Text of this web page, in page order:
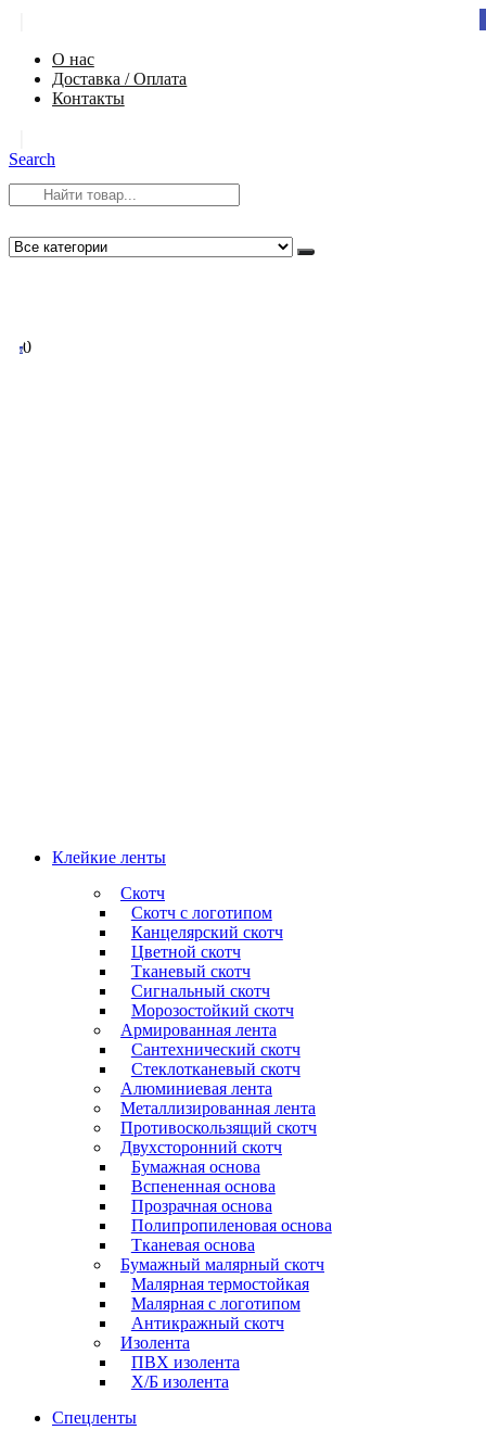
О нас
Доставка / Оплата
Контакты
Search
00
Клейкие ленты
Скотч
Скотч с логотипом
Канцелярский скотч
Цветной скотч
Тканевый скотч
Сигнальный скотч
Морозостойкий скотч
Армированная лента
Сантехнический скотч
Стеклотканевый скотч
Алюминиевая лента
Металлизированная лента
Противоскользящий скотч
Двухсторонний скотч
Бумажная основа
Вспененная основа
Прозрачная основа
Полипропиленовая основа
Тканевая основа
Бумажный малярный скотч
Малярная термостойкая
Малярная с логотипом
Антикражный скотч
Изолента
ПВХ изолента
Х/Б изолента
Спецленты